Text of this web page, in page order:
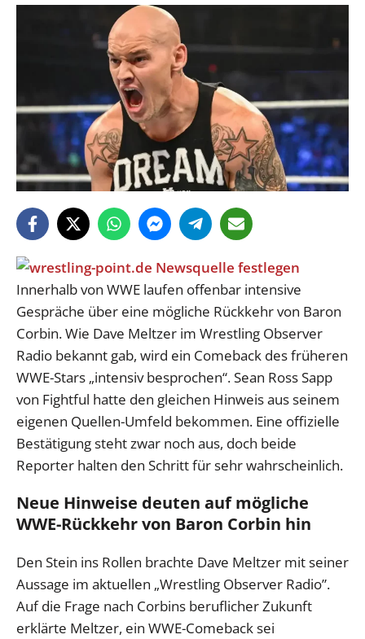
Innerhalb von WWE laufen offenbar intensive
Gespräche über eine mögliche Rückkehr von Baron
Corbin. Wie Dave Meltzer im Wrestling Observer
Radio bekannt gab, wird ein Comeback des früheren
WWE-Stars „intensiv besprochen“. Sean Ross Sapp
von Fightful hatte den gleichen Hinweis aus seinem
eigenen Quellen-Umfeld bekommen. Eine offizielle
Bestätigung steht zwar noch aus, doch beide
Reporter halten den Schritt für sehr wahrscheinlich.
Neue Hinweise deuten auf mögliche
WWE-Rückkehr von Baron Corbin hin
Den Stein ins Rollen brachte Dave Meltzer mit seiner
Aussage im aktuellen „Wrestling Observer Radio”.
Auf die Frage nach Corbins beruflicher Zukunft
erklärte Meltzer, ein WWE-Comeback sei